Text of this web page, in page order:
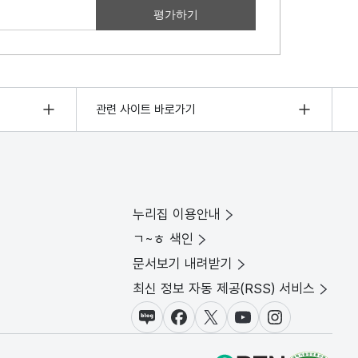
관련 사이트 바로가기
누리집 이용안내
ㄱ~ㅎ 색인
문서보기 내려받기
최신 정보 자동 제공(RSS) 서비스
블로그페이스북X(트위터)
유튜브인스타그램